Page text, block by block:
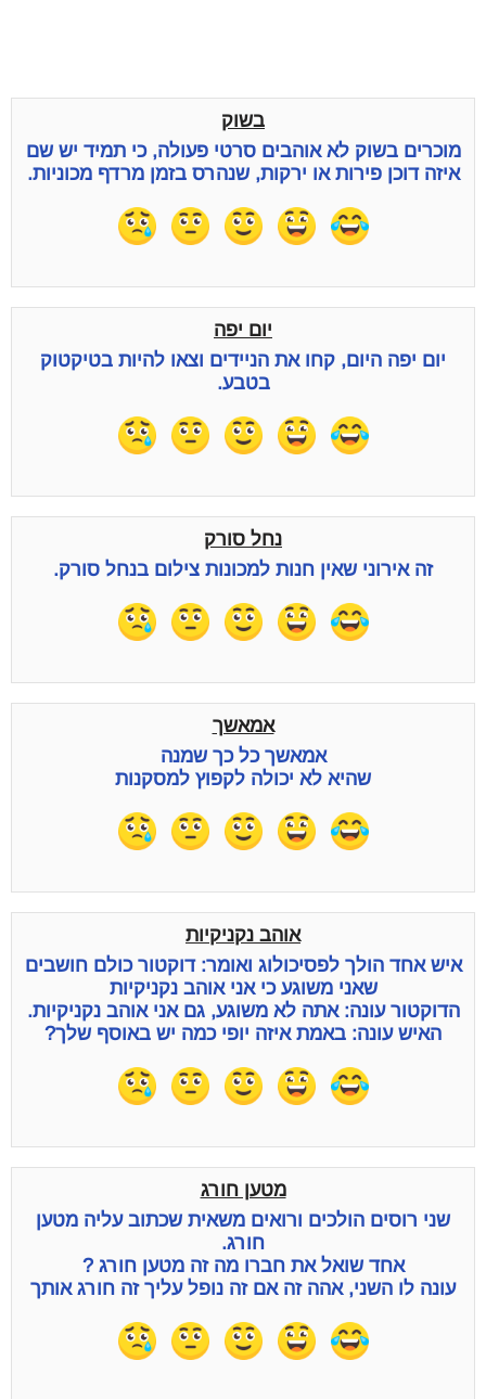
בשוק
מוכרים בשוק לא אוהבים סרטי פעולה, כי תמיד יש שם
איזה דוכן פירות או ירקות, שנהרס בזמן מרדף מכוניות.
יום יפה
יום יפה היום, קחו את הניידים וצאו להיות בטיקטוק
בטבע.
נחל סורק
זה אירוני שאין חנות למכונות צילום בנחל סורק.
אמאשך
אמאשך כל כך שמנה
שהיא לא יכולה לקפוץ למסקנות
אוהב נקניקיות
איש אחד הולך לפסיכולוג ואומר: דוקטור כולם חושבים
שאני משוגע כי אני אוהב נקניקיות
הדוקטור עונה: אתה לא משוגע, גם אני אוהב נקניקיות.
האיש עונה: באמת איזה יופי כמה יש באוסף שלך?
מטען חורג
שני רוסים הולכים ורואים משאית שכתוב עליה מטען
חורג.
אחד שואל את חברו מה זה מטען חורג ?
עונה לו השני, אהה זה אם זה נופל עליך זה חורג אותך